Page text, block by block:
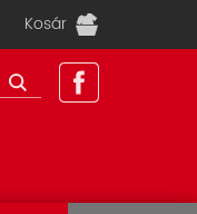
Kosár